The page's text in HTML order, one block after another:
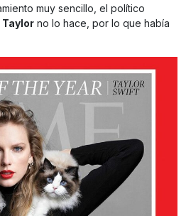
muy sencillo, el político
Taylor no lo hace, por lo que había